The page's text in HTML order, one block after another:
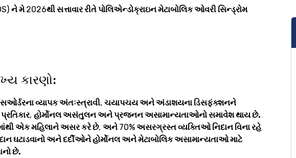
ને મે2026થી સત્તાવાર રીતે પોલિએન્ડોક્રાઇન મેટાબોલિક ઓવરી સિન્ડ્રોમ
કારણો:
વ્યાપક અંતઃસ્ત્રાવી, ચયાપચય અને અંડાશયના ડિસફંક્શનને
, હોર્મોનલ અસંતુલન અને પ્રજનન અસામાન્યતાઓનો સમાવેશ થાય છે.
એક મહિલાને અસર કરે છે, અને 70%અસરગ્રસ્ત વ્યક્તિઓ નિદાન વિના રહે
ઘટાડવાનો અને દર્દીઓને હોર્મોનલ અને મેટાબોલિક અસામાન્યતાઓ માટે
છે.